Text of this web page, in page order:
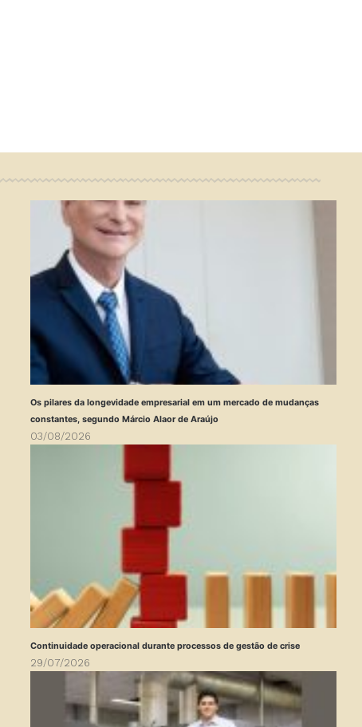
Os pilares da longevidade empresarial em um mercado de mudanças
constantes, segundo Márcio Alaor de Araújo
03/08/2026
Continuidade operacional durante processos de gestão de crise
29/07/2026